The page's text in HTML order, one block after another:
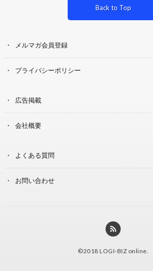
Back to Top
メルマガ会員登録
プライバシーポリシー
広告掲載
会社概要
よくある質問
お問い合わせ
©2018 LOGI-BIZ online